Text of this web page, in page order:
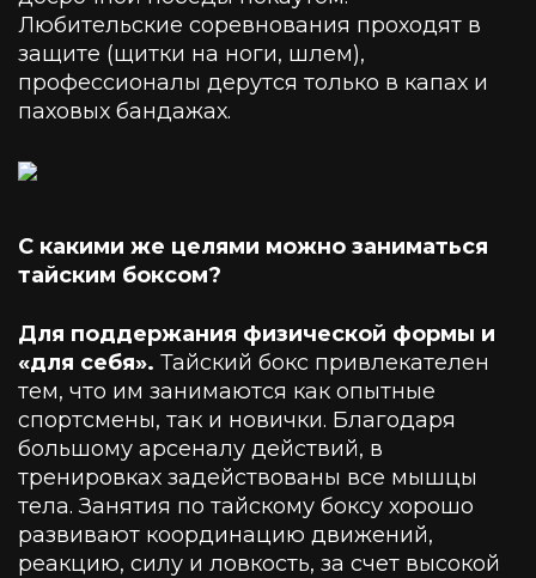
Любительские соревнования проходят в
защите (щитки на ноги, шлем),
профессионалы дерутся только в капах и
паховых бандажах.
С какими же целями можно заниматься
тайским боксом?
Для поддержания физической формы и
«для себя». Тайский бокс привлекателен
тем, что им занимаются как опытные
спортсмены, так и новички. Благодаря
большому арсеналу действий, в
тренировках задействованы все мышцы
тела. Занятия по тайскому боксу хорошо
развивают координацию движений,
реакцию, силу и ловкость, за счет высокой